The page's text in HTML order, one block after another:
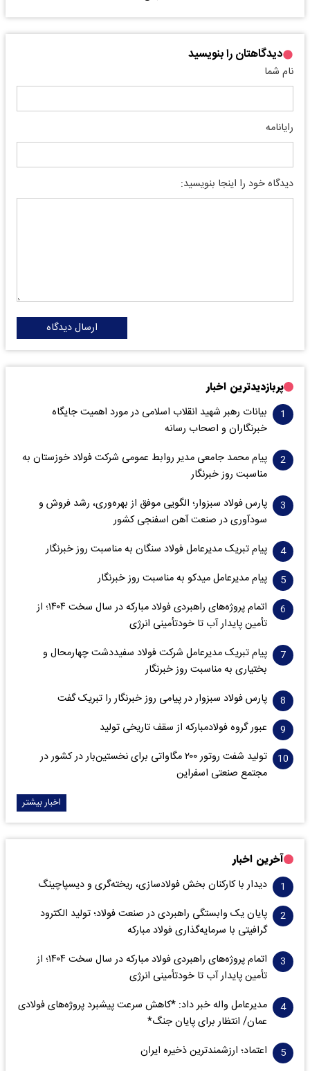
دیدگاهتان را بنویسید
نام شما
رایانامه
دیدگاه خود را اینجا بنویسید:
ارسال دیدگاه
پربازدیدترین اخبار
بیانات رهبر شهید انقلاب اسلامی در مورد اهمیت جایگاه
خبرنگاران و اصحاب رسانه
پیام محمد جامعی مدیر روابط عمومی شرکت فولاد خوزستان به
مناسبت روز خبرنگار
پارس فولاد سبزوار؛ الگویی موفق از بهره‌وری، رشد فروش و
سود‌آوری در صنعت آهن اسفنجی کشور
پیام تبریک مدیرعامل فولاد سنگان به مناسبت روز خبرنگار
پیام مدیرعامل میدکو به مناسبت روز خبرنگار
اتمام پروژه‌های راهبردی فولاد مبارکه در سال سخت ۱۴۰۴؛ از
تأمین پایدار آب تا خودتأمینی انرژی
پیام تبریک مدیرعامل شرکت فولاد سفیددشت چهارمحال و
بختیاری به مناسبت روز خبرنگار
پارس فولاد سبزوار در پیامی روز خبرنگار را تبریک گفت
عبور گروه فولادمبارکه از سقف تاریخی تولید
تولید شفت روتور ۲۰۰ مگاواتی برای نخستین‌بار در کشور در
مجتمع صنعتی اسفراین
اخبار بیشتر
آخرین اخبار
دیدار با کارکنان بخش فولادسازی، ریخته‌گری و دیسپاچینگ
پایان یک وابستگی راهبردی در صنعت فولاد؛ تولید الکترود
گرافیتی با سرمایه‌گذاری فولاد مبارکه
اتمام پروژه‌های راهبردی فولاد مبارکه در سال سخت ۱۴۰۴؛ از
تأمین پایدار آب تا خودتأمینی انرژی
مدیرعامل واله خبر داد: *کاهش سرعت پیشبرد پروژه‌های فولادی
عمان/ انتظار برای پایان جنگ*
اعتماد؛ ارزشمندترین ذخیره ایران